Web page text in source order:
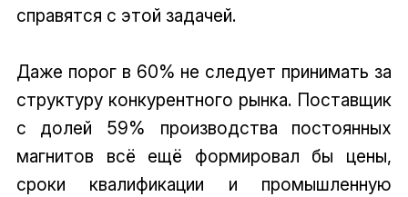
справятся с этой задачей.
Даже порог в 60% не следует принимать за
структуру конкурентного рынка. Поставщик
с долей 59% производства постоянных
магнитов всё ещё формировал бы цены,
сроки квалификации и промышленную